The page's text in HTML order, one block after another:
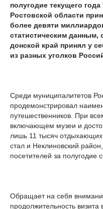
полугодие текущего
Ростовской области
более девяти
статистическим данным,
донской край принял у
из разных уголков
Среди муниципалитетов
продемонстрировал
путешественников. При
включающем музеи и
лишь 11 тысяч
стал и Неклиновский
посетителей за полугодие
Обращает на себя
продолжительность визита